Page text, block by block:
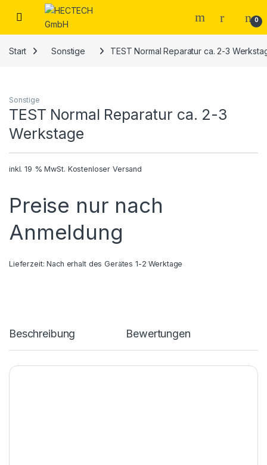
Open 0
Start Sonstige TEST Normal Reparatur ca. 2-3
Sonstige
TEST Normal Reparatur ca. 2-3
Werkstage
inkl. 19 % MwSt. Kostenloser Versand
Preise nur nach
Anmeldung
Lieferzeit:Nach erhalt des Gerätes 1-2 Werktage
Beschreibung Bewertungen